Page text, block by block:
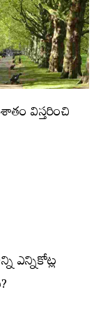
విస్తరించి
ఎన్నికోట్ల